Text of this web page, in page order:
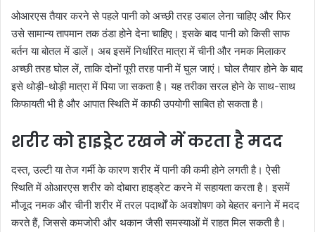
ओआरएस तैयार करने से पहले पानी को अच्छी तरह उबाल लेना चाहिए और फिर
उसे सामान्य तापमान तक ठंडा होने देना चाहिए। इसके बाद पानी को किसी साफ
बर्तन या बोतल में डालें। अब इसमें निर्धारित मात्रा में चीनी और नमक मिलाकर
अच्छी तरह घोल लें, ताकि दोनों पूरी तरह पानी में घुल जाएं। घोल तैयार होने के बाद
इसे थोड़ी-थोड़ी मात्रा में पिया जा सकता है। यह तरीका सरल होने के साथ-साथ
किफायती भी है और आपात स्थिति में काफी उपयोगी साबित हो सकता है।
शरीर को हाइड्रेट रखने में करता है मदद
दस्त, उल्टी या तेज गर्मी के कारण शरीर में पानी की कमी होने लगती है। ऐसी
स्थिति में ओआरएस शरीर को दोबारा हाइड्रेट करने में सहायता करता है। इसमें
मौजूद नमक और चीनी शरीर में तरल पदार्थों के अवशोषण को बेहतर बनाने में मदद
करते हैं, जिससे कमजोरी और थकान जैसी समस्याओं में राहत मिल सकती है।